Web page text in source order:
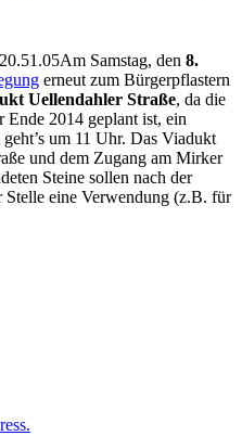
Am Samstag, den 8.
erneut zum Bürgerpflastern
Uellendahler Straße, da die
Ende 2014 geplant ist, ein
um 11 Uhr. Das Viadukt
und dem Zugang am Mirker
Steine sollen nach der
Stelle eine Verwendung (z.B. für